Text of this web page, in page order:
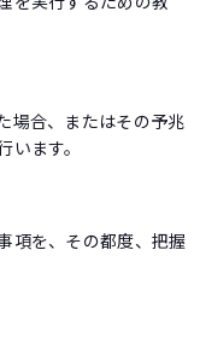
場合、またはその予兆
ます。
項を、その都度、把握